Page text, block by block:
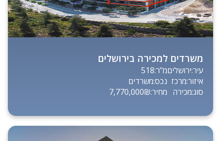
משרדים למכירה בירושלים
עיר:ירושלים
איזור:מרכז
סוג:מכירה
מ"ר:518
נכס:משרדים
מחיר:7,770,000₪